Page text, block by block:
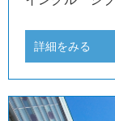
詳細をみる